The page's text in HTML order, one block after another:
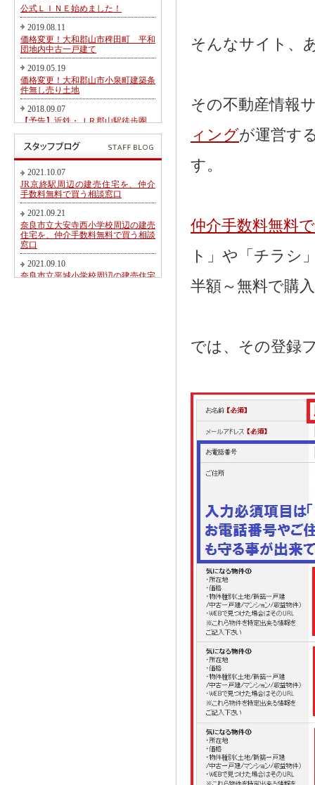
公式ＬＩＮＥ始めました！
2019.08.11
価格変更！大和郡山市稗田町 平和
団地内中古一戸建て
2019.05.19
価格変更！大和郡山市小泉町建築条
件無し売り土地
2018.09.07
【予告】近鉄・ＪＲ郡山駅徒歩圏、
第２期新規分譲地販売開始のお知ら
せ
2017.05.26
東九条町周辺の建売住宅を、仲介手
数料無料又は割引で買う相談窓口
2017.04.06
大和郡山市冠山町新築一戸建て【価
格変更】になりました！
2017.03.31
大和郡山市にて駅徒歩圏売り土地・
新築一戸建て・建築条件無し売り土
2021.10.07
JR京終駅周辺の建売住宅を、仲介
手数料無料で買う相談窓口
2021.09.21
奈良市立大安寺西小学校周辺の建売
住宅を、仲介手数料無料で買う相談
窓口
2021.09.10
奈良市立平城小学校周辺の建売住宅
そんなサイト、
その不動産情報
ィングが運営す
す。
仲介手数料無料
ト」や「チラシ
半額～無料で購
では、その登録